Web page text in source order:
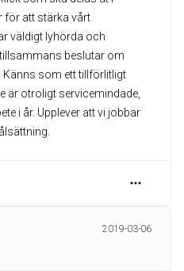
för att stärka vårt
väldigt lyhörda och
beslutar om
som ett tillförlitligt
är otroligt servicemindade,
i år. Upplever att vi jobbar
2019-03-06